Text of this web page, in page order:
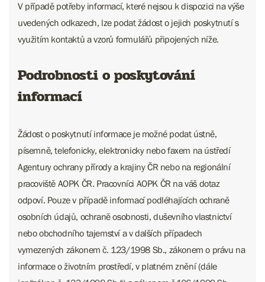
V případě potřeby informací, které nejsou k dispozici na výše
uvedených odkazech, lze podat žádost o jejich poskytnutí s
využitím kontaktů a vzorů formulářů připojených níže.
Podrobnosti o poskytování
informací
Žádost o poskytnutí informace je možné podat ústně,
písemně, telefonicky, elektronicky nebo faxem na ústředí
Agentury ochrany přírody a krajiny ČR nebo na regionální
pracoviště AOPK ČR. Pracovníci AOPK ČR na váš dotaz
odpoví. Pouze v případě informací podléhajících ochraně
osobních údajů, ochraně osobnosti, duševního vlastnictví
nebo obchodního tajemství a v dalších případech
vymezených zákonem č. 123/1998 Sb., zákonem o právu na
informace o životním prostředí, v platném znění (dále